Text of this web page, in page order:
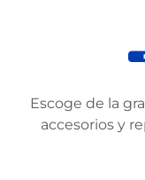
Escoge de la
accesorios y